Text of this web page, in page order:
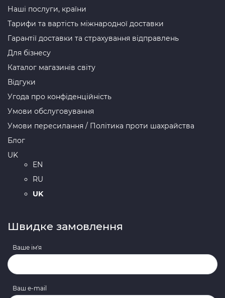
Наші послуги, країни
Тарифи та вартість міжнародної доставки
Гарантії доставки та страхування відправлень
Для бізнесу
Каталог магазинів світу
Відгуки
Угода про конфіденційність
Умови обслуговування
Умови пересилання / Політика проти шахрайства
Блог
UK
EN
RU
UK
Швидке замовлення
Ваше ім'я
Ваш e-mail